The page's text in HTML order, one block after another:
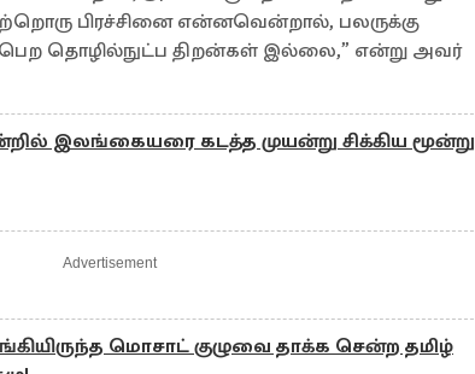
பிரச்சினை என்னவென்றால், பலருக்கு
தொழில்நுட்ப திறன்கள் இல்லை,” என்று அவர்
இலங்கையரை கடத்த முயன்று சிக்கிய மூன்று
Advertisement
மொசாட் குழுவை தாக்க சென்ற தமிழ்